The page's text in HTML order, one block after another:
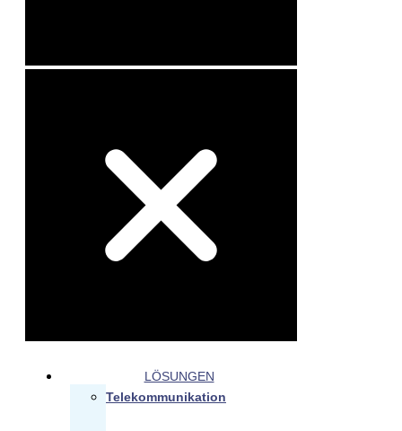
LÖSUNGEN
Telekommunikation